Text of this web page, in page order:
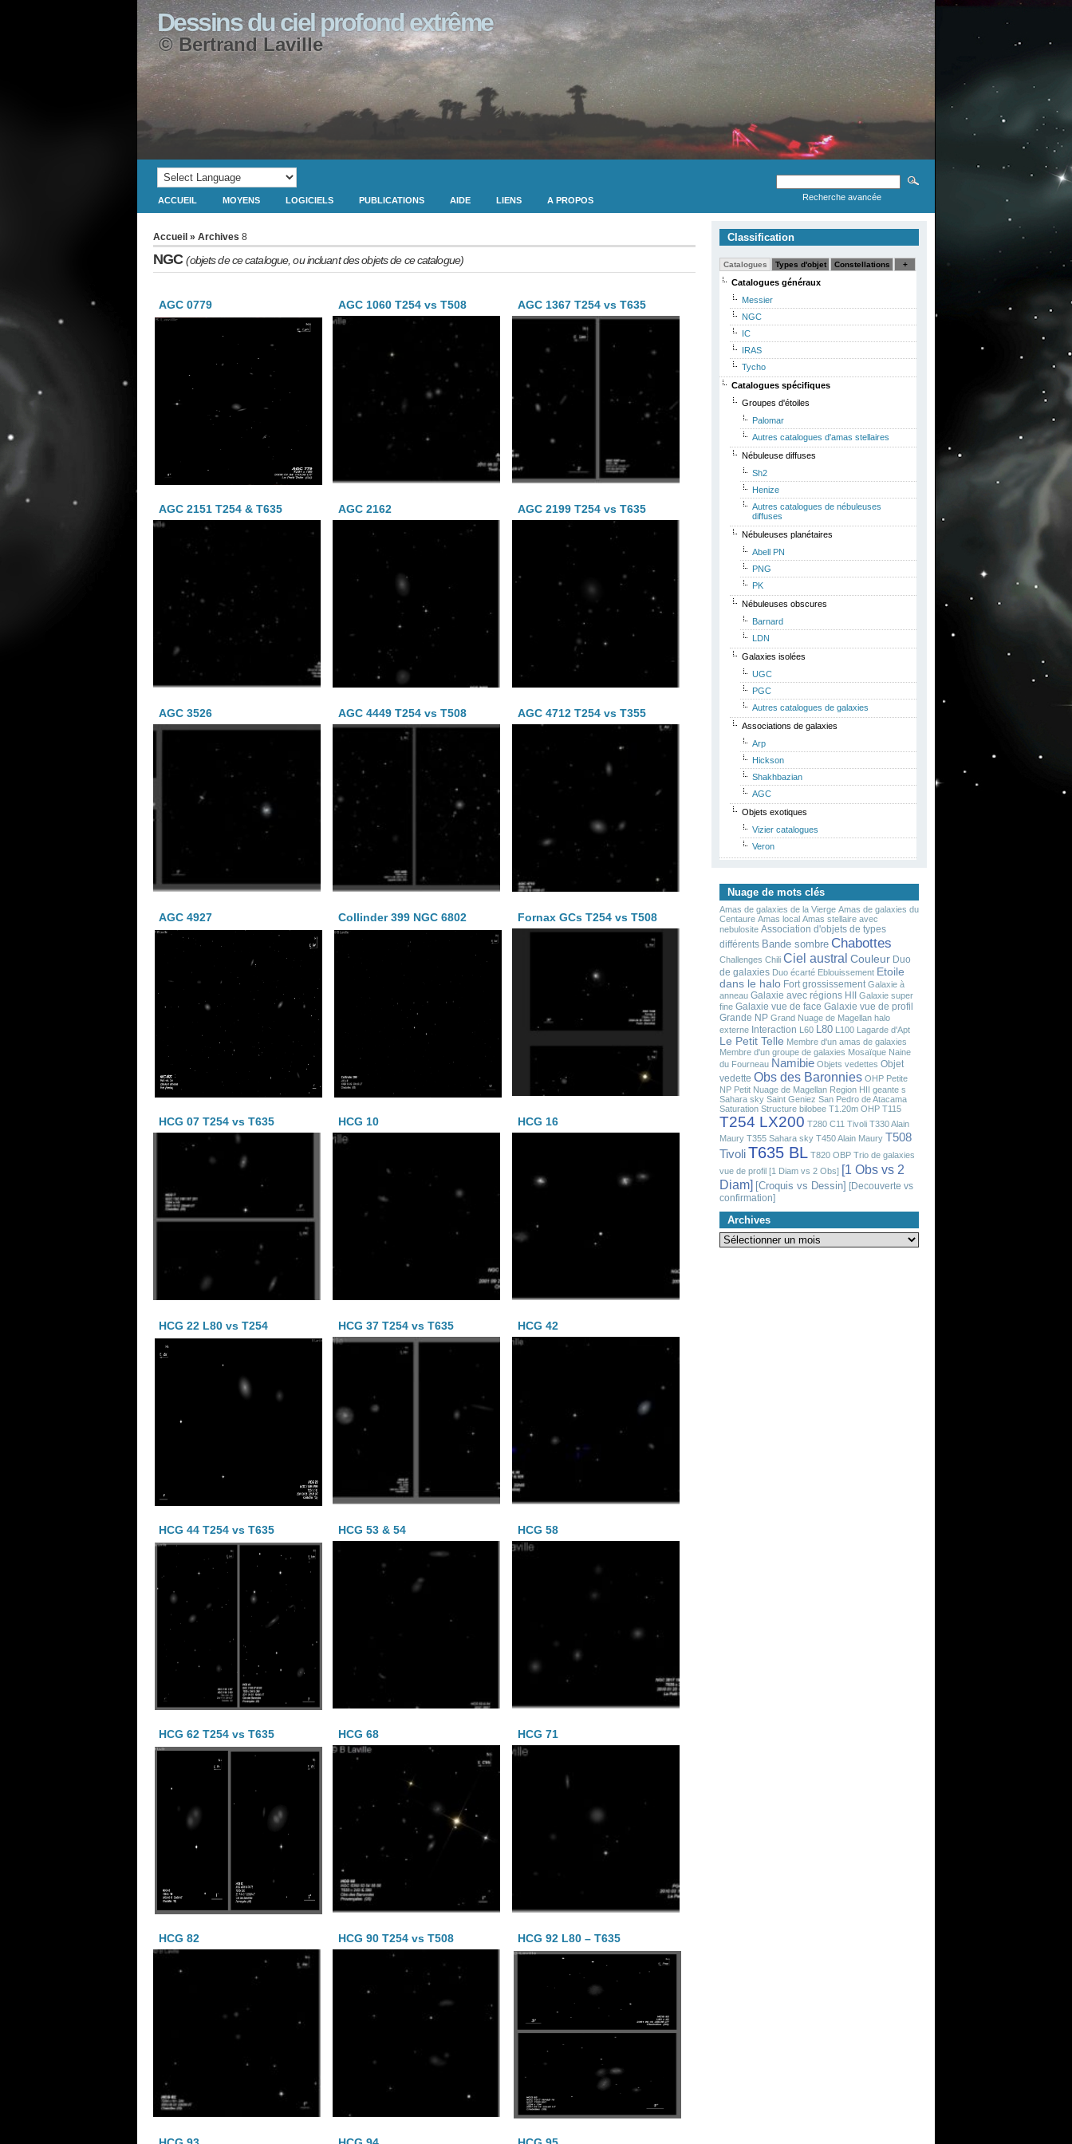
Dessins du ciel profond extrême
© Bertrand Laville
Recherche avancée
ACCUEIL MOYENS LOGICIELS PUBLICATIONS AIDE LIENS A PROPOS
Accueil » Archives 8
NGC(objets de ce catalogue, ou incluant des objets de ce catalogue)
AGC 0779 AGC 1060 T254 vs T508 AGC 1367 T254 vs T635
AGC 2151 T254 & T635 AGC 2162 AGC 2199 T254 vs T635
AGC 3526 AGC 4449 T254 vs T508 AGC 4712 T254 vs T355
AGC 4927 Collinder 399 NGC 6802 Fornax GCs T254 vs T508
HCG 07 T254 vs T635 HCG 10 HCG 16
HCG 22 L80 vs T254 HCG 37 T254 vs T635 HCG 42
HCG 44 T254 vs T635 HCG 53 & 54 HCG 58
HCG 62 T254 vs T635 HCG 68 HCG 71
HCG 82 HCG 90 T254 vs T508 HCG 92 L80 – T635
Classification
Catalogues Types d'objet Constellations +
Catalogues généraux
Messier
NGC
IC
IRAS
Tycho
Catalogues spécifiques
Groupes d'étoiles
Palomar
Autres catalogues d'amas stellaires
Nébuleuse diffuses
Sh2
Henize
Autres catalogues de nébuleuses
diffuses
Nébuleuses planétaires
Abell PN
PNG
PK
Nébuleuses obscures
Barnard
LDN
Galaxies isolées
UGC
PGC
Autres catalogues de galaxies
Associations de galaxies
Arp
Hickson
Shakhbazian
AGC
Objets exotiques
Vizier catalogues
Veron
Nuage de mots clés
Amas de galaxies de la Vierge Amas de galaxies du
Centaure Amas local Amas stellaire avec
nebulosite Association d'objets de types
différents Bande sombre Chabottes
Challenges Chili Ciel austral Couleur Duo
de galaxies Duo écarté Eblouissement Etoile
dans le halo Fort grossissement Galaxie à
anneau Galaxie avec régions HII
Galaxie super
fine Galaxie vue de face Galaxie vue de profil
Grande NP Grand Nuage de Magellan halo
externe Interaction L60 L80 L100 Lagarde d'Apt
Le Petit Telle Membre d'un amas de galaxies
Membre d'un groupe de galaxies Mosaïque Naine
du Fourneau Namibie Objets vedettes Objet
vedette Obs des Baronnies OHP Petite
NP Petit Nuage de Magellan Region HII geante s
Sahara sky Saint Geniez San Pedro de Atacama
Saturation Structure bilobee T1.20m OHP T115
T254 LX200 T280 C11 Tivoli T330 Alain
Maury T355 Sahara sky T450 Alain Maury T508
TivoliT635 BL T820 OBP Trio de galaxies
vue de profil [1 Diam vs 2 Obs] [1 Obs vs 2
Diam] [Croquis vs Dessin] [Decouverte vs
confirmation]
Archives
Archives